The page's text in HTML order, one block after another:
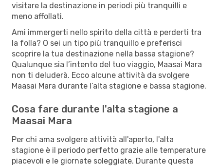
visitare la destinazione in periodi più tranquilli e
meno affollati.
Ami immergerti nello spirito della città e perderti tra
la folla? O sei un tipo più tranquillo e preferisci
scoprire la tua destinazione nella bassa stagione?
Qualunque sia l’intento del tuo viaggio, Maasai Mara
non ti deluderà. Ecco alcune attività da svolgere
Maasai Mara durante l’alta stagione e bassa stagione.
Cosa fare durante l'alta stagione a
Maasai Mara
Per chi ama svolgere attività all'aperto, l'alta
stagione è il periodo perfetto grazie alle temperature
piacevoli e le giornate soleggiate. Durante questa